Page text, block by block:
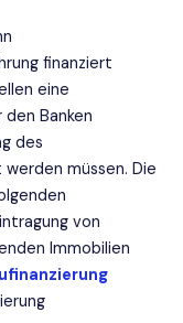
finanziert
eine
Banken
des
müssen. Die
von
Immobilien